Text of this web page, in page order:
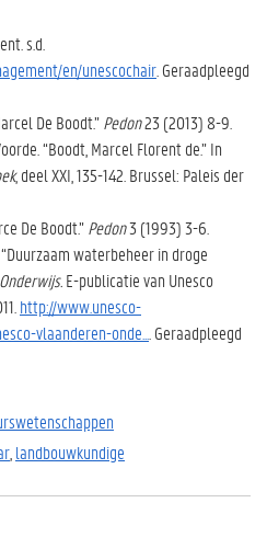
s.d.
en/unescochair . Geraadpleegd
De Boodt.”Pedon23 (2013) 8-9.
“Boodt, Marcel Florent de.” In
, deel XXI, 135-142. Brussel: Paleis der
De Boodt.”Pedon3 (1993) 3-6.
waterbeheer in droge
E-publicatie van Unesco
http://www.unesco-
vlaanderen-onde...
. Geraadpleegd
landbouwkundige